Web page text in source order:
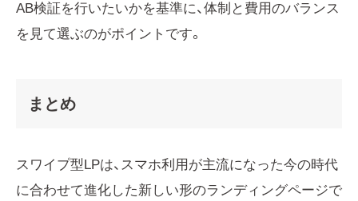
AB検証を行いたいかを基準に、体制と費用のバランス
を見て選ぶのがポイントです。
まとめ
スワイプ型LPは、スマホ利用が主流になった今の時代
に合わせて進化した新しい形のランディングページで